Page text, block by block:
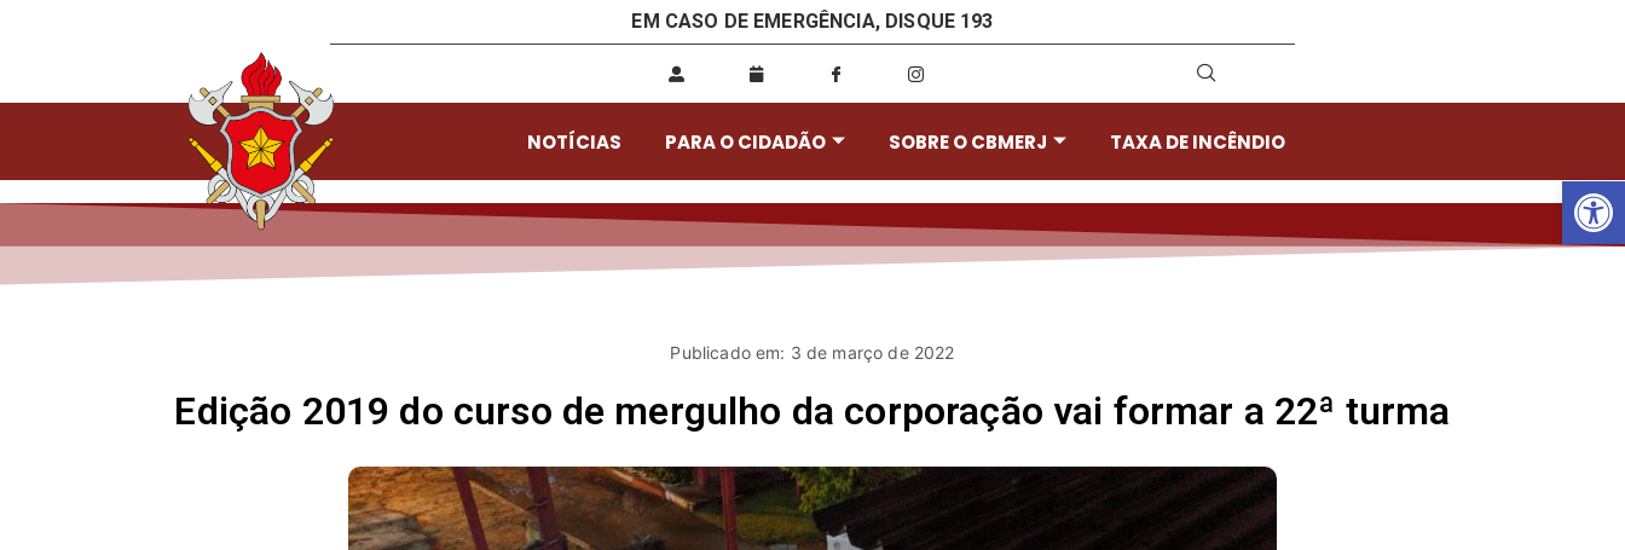
EM CASO DE EMERGÊNCIA, DISQUE 193
NOTÍCIAS PARA O CIDADÃO SOBRE O CBMERJ TAXA DE INCÊNDIO
Publicado em: 3 de março de 2022
Edição 2019 do curso de mergulho da corporação vai formar a 22ª turma